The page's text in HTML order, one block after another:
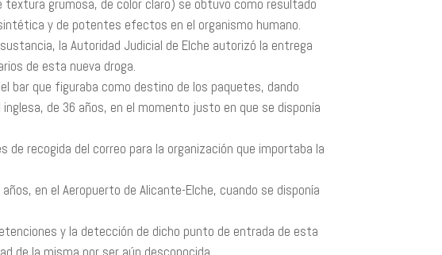
grumosa, de color claro) se obtuvo como resultado
y de potentes efectos en el organismo humano.
la Autoridad Judicial de Elche autorizó la entrega
de esta nueva droga.
bar que figuraba como destino de los paquetes, dando
de 36 años, en el momento justo en que se disponía
recogida del correo para la organización que importaba la
en el Aeropuerto de Alicante-Elche, cuando se disponía
y la detección de dicho punto de entrada de esta